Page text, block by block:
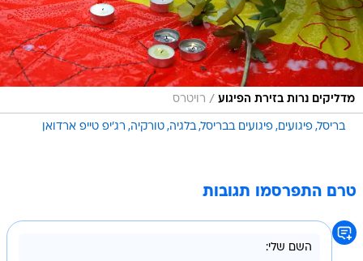
מדליקים נרות בזירת הפיגוע / רויטרס
בריסל פיגועים פיגועים בבריסל בלגיה טורקיה רג'יפ טייפ ארדואן
טרם התפרסמו תגובות